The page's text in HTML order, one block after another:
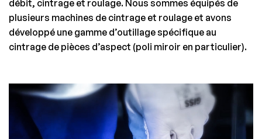
débit, cintrage et roulage. Nous sommes équipés de
plusieurs machines de cintrage et roulage et avons
développé une gamme d’outillage spécifique au
cintrage de pièces d’aspect (poli miroir en particulier).